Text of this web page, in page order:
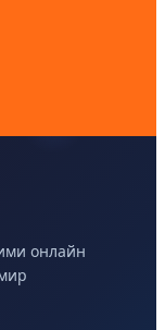
онлайн